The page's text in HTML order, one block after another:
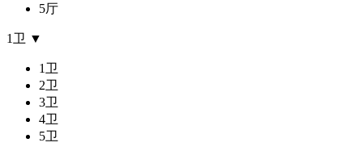
5厅
1卫 ▼
1卫
2卫
3卫
4卫
5卫